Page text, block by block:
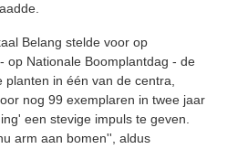
Belang stelde voor op
op Nationale Boomplantdag - de
in één van de centra,
nog 99 exemplaren in twee jaar
een stevige impuls te geven.
arm aan bomen'', aldus